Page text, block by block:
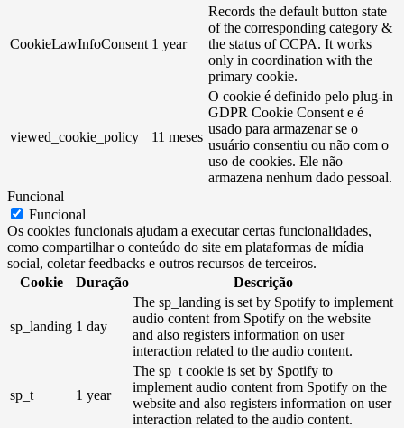
CookieLawInfoConsent 1 year
Records the default button state
of the corresponding category &
the status of CCPA. It works
only in coordination with the
primary cookie.
viewed_cookie_policy 11 meses
O cookie é definido pelo plug-in
GDPR Cookie Consent e é
usado para armazenar se o
usuário consentiu ou não com o
uso de cookies. Ele não
armazena nenhum dado pessoal.
Funcional
Funcional
Os cookies funcionais ajudam a executar certas funcionalidades,
como compartilhar o conteúdo do site em plataformas de mídia
social, coletar feedbacks e outros recursos de terceiros.
Cookie
Duração Descrição
sp_landing 1 day
The sp_landing is set by Spotify to implement
audio content from Spotify on the website
and also registers information on user
interaction related to the audio content.
sp_t 1 year
The sp_t cookie is set by Spotify to
implement audio content from Spotify on the
website and also registers information on user
interaction related to the audio content.